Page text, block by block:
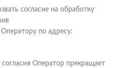
согласие на обработку
по адресу:
Оператор прекращает